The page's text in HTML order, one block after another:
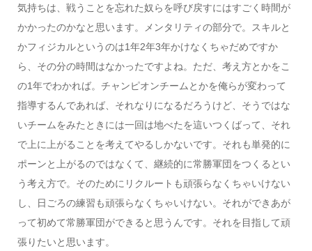
気持ちは、戦うことを忘れた奴らを呼び戻すにはすごく時間が
かかったのかなと思います。メンタリティの部分で。スキルと
かフィジカルというのは1年2年3年かけなくちゃだめですか
ら、その分の時間はなかったですよね。ただ、考え方とかをこ
の1年でわかれば。チャンピオンチームとかを俺らが変わって
指導するんであれば、それなりになるだろうけど、そうではな
いチームをみたときには一回は地べたを這いつくばって、それ
で上に上がることを考えてやるしかないです。それも単発的に
ポーンと上がるのではなくて、継続的に常勝軍団をつくるとい
う考え方で。そのためにリクルートも頑張らなくちゃいけない
し、日ごろの練習も頑張らなくちゃいけない。それができあが
って初めて常勝軍団ができると思うんです。それを目指して頑
張りたいと思います。